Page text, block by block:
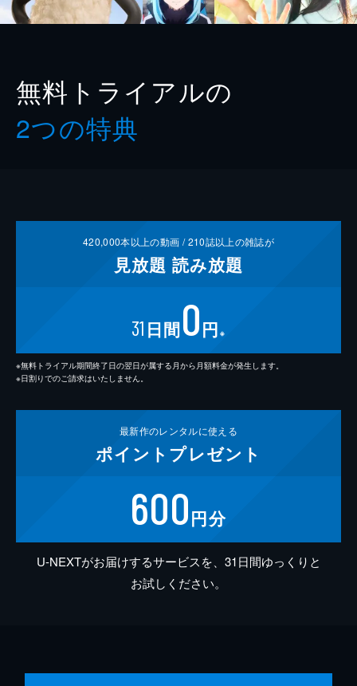
無料トライアルの
2つの特典
420,000本以上の動画 /210誌以上の雑誌が
見放題 読み放題
31 日間0円 ※
※無料トライアル期間終了日の翌日が属する月から月額料金が発生します。
※日割りでのご請求はいたしません。
最新作のレンタルに使える
ポイント プレゼント
600円分
U-NEXTがお届けするサービスを、31日間ゆっくりと
お試しください。